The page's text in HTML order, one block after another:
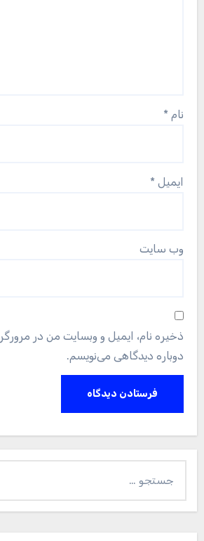
نام *
ایمیل *
وب‌ سایت
ذخیره نام، ایمیل و وبسایت من در
دوباره دیدگاهی می‌نویسم.
برای: